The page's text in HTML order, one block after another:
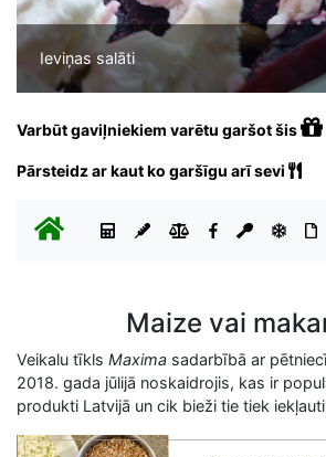
Ieviņas salāti
Varbūt gaviļniekiem varētu garšot šis
Pārsteidz ar kaut ko garšīgu arī sevi
Maize vai
Veikalu tīkls Maxima sadarbībā ar
2018. gada jūlijā noskaidrojis, kas ir
produkti Latvijā un cik bieži tie tiek